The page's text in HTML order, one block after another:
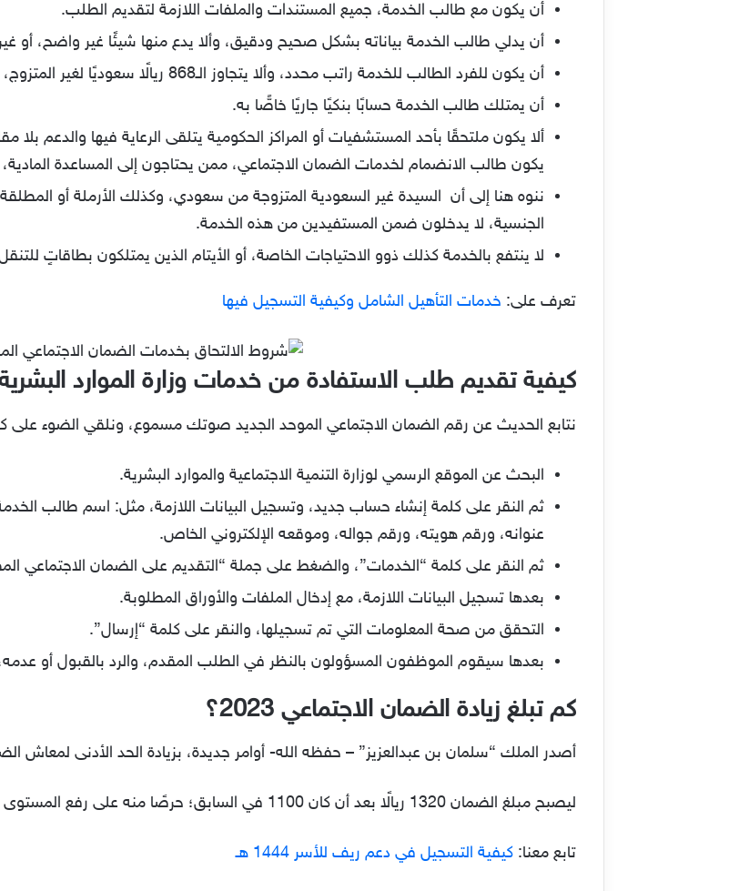
أن يكون مع طالب الخدمة، جميع المستندات والملفات اللازمة لتقديم الطلب.
أن يدلي طالب الخدمة بياناته بشكل صحيح ودقيق، وألا يدع منها شيئًا غير واضح، أو
أن يكون للفرد الطالب للخدمة راتب محدد، وألا يتجاوز الـ868 ريالًا سعوديًا لغير المتزوج، و3000 ريال سعودي للمتزوج.
أن يمتلك طالب الخدمة حسابًا بنكيًا جاريًا خاصًّا به.
ألا يكون ملتحقًا بأحد المستشفيات أو المراكز الحكومية يتلقى الرعاية فيها والدعم
يكون طالب الانضمام لخدمات الضمان الاجتماعي، ممن يحتاجون إلى المساعدة المادية،
ننوه هنا إلى أن السيدة غير السعودية المتزوجة من سعودي، وكذلك الأرملة أو
الجنسية، لا يدخلون ضمن المستفيدين من هذه الخدمة.
لا ينتفع بالخدمة كذلك ذوو الاحتياجات الخاصة، أو الأيتام الذين يمتلكون بطاقاتٍ
تعرف على: خدمات التأهيل الشامل وكيفية التسجيل فيها
كيفية تقديم طلب الاستفادة من خدمات وزارة الموارد البشرية
نتابع الحديث عن رقم الضمان الاجتماعي الموحد الجديد صوتك مسموع، ونلقي الضوء على
البحث عن الموقع الرسمي لوزارة التنمية الاجتماعية والموارد البشرية.
ثم النقر على كلمة إنشاء حساب جديد، وتسجيل البيانات اللازمة، مثل: اسم طالب الخدمة
عنوانه، ورقم هويته، ورقم جواله، وموقعه الإلكتروني الخاص.
ثم النقر على كلمة “الخدمات”، والضغط على جملة “التقديم على الضمان الاجتماعي
بعدها تسجيل البيانات اللازمة، مع إدخال الملفات والأوراق المطلوبة.
التحقق من صحة المعلومات التي تم تسجيلها، والنقر على كلمة “إرسال”.
بعدها سيقوم الموظفون المسؤولون بالنظر في الطلب المقدم، والرد بالقبول أو
كم تبلغ زيادة الضمان الاجتماعي 2023؟
أصدر الملك “سلمان بن عبدالعزيز” – حفظه الله- أوامر جديدة، بزيادة الحد الأدنى لمعاش
ليصبح مبلغ الضمان 1320 ريالًا بعد أن كان 1100 في السابق؛ حرصًا منه على رفع المستوى المعيشي للأسر وإعانتهم على أعباء الحياة.
تابع معنا: كيفية التسجيل في دعم ريف للأسر 1444 هـ